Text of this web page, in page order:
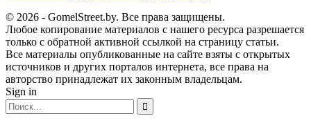
© 2026 - GomelStreet.by. Все права защищены.
Любое копирование материалов с нашего ресурса разрешается
только с обратной активной ссылкой на страницу статьи.
Все материалы опубликованные на сайте взяты с открытых
источников и других порталов интернета, все права на
авторство принадлежат их законным владельцам.
Sign in